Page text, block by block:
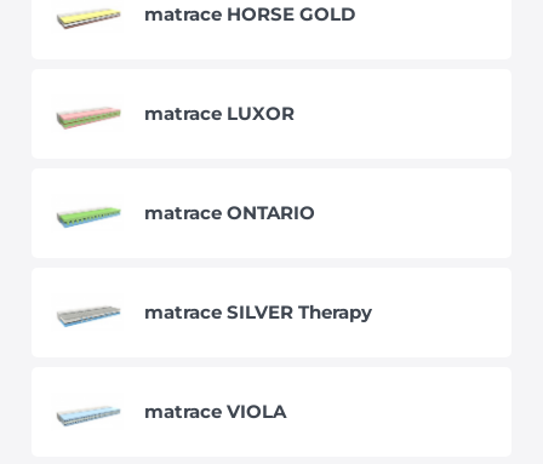
matrace HORSE GOLD
matrace LUXOR
matrace ONTARIO
matrace SILVER Therapy
matrace VIOLA